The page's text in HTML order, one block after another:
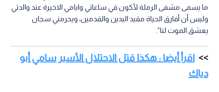
ما يسمى مشفى الرملة لأكون في ساعاتي وايامي الاخيرة عند والدتي
وليس أن أفارق الحياة مقيد اليدين والقدمين، ويحرمني سجان
يعشق الموت لنا".
اقرأ أيضا : هكذا قتل الاحتلال الأسير سامي أبو
دياك